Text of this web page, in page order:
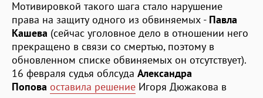
Мотивировкой такого шага стало нарушение
права на защиту одного из обвиняемых - Павла
Кашева (сейчас уголовное дело в отношении него
прекращено в связи со смертью, поэтому в
обновленном списке обвиняемых он отсутствует).
16 февраля судья облсуда Александра
Попова оставила решение Игоря Дюжакова в